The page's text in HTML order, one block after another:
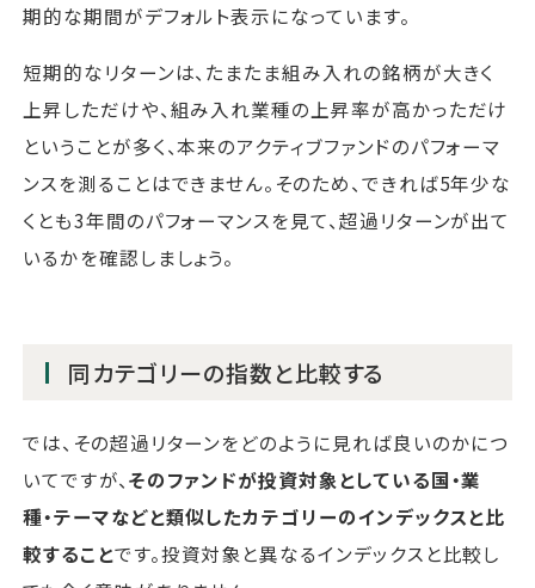
期的な期間がデフォルト表示になっています。
短期的なリターンは、たまたま組み入れの銘柄が大きく
上昇しただけや、組み入れ業種の上昇率が高かっただけ
ということが多く、本来のアクティブファンドのパフォーマ
ンスを測ることはできません。そのため、できれば5年少な
くとも3年間のパフォーマンスを見て、超過リターンが出て
いるかを確認しましょう。
同カテゴリーの指数と比較する
では、その超過リターンをどのように見れば良いのかにつ
いてですが、 そのファンドが投資対象としている国・業
種・テーマなどと類似したカテゴリーのインデックスと比
較することです。投資対象と異なるインデックスと比較し